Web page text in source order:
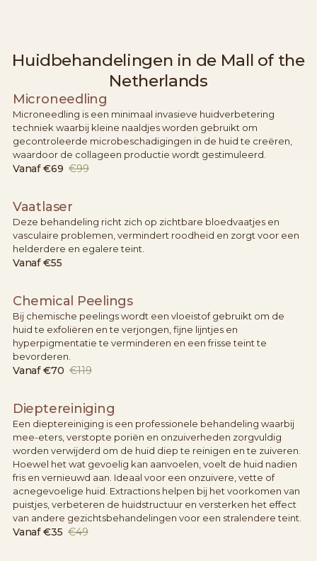
Huidbehandelingen in de Mall of the
Netherlands
Microneedling
Microneedling is een minimaal invasieve huidverbetering
techniek waarbij kleine naaldjes worden gebruikt om
gecontroleerde microbeschadigingen in de huid te creëren,
waardoor de collageen productie wordt gestimuleerd.
Vanaf €69 €99
Vaatlaser
Deze behandeling richt zich op zichtbare bloedvaatjes en
vasculaire problemen, vermindert roodheid en zorgt voor een
helderdere en egalere teint.
Vanaf €55
Chemical Peelings
Bij chemische peelings wordt een vloeistof gebruikt om de
huid te exfoliëren en te verjongen, fijne lijntjes en
hyperpigmentatie te verminderen en een frisse teint te
bevorderen.
Vanaf €70 €119
Dieptereiniging
Een dieptereiniging is een professionele behandeling waarbij
mee-eters, verstopte poriën en onzuiverheden zorgvuldig
worden verwijderd om de huid diep te reinigen en te zuiveren.
Hoewel het wat gevoelig kan aanvoelen, voelt de huid nadien
fris en vernieuwd aan. Ideaal voor een onzuivere, vette of
acnegevoelige huid. Extractions helpen bij het voorkomen van
puistjes, verbeteren de huidstructuur en versterken het effect
van andere gezichtsbehandelingen voor een stralendere teint.
Vanaf €35 €49